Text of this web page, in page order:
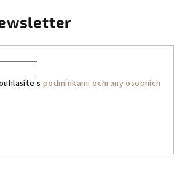
s podmínkami ochrany osobních